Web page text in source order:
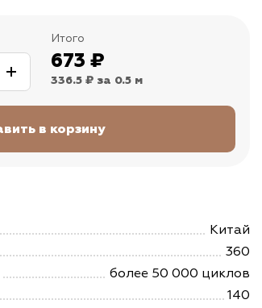
Итого
673 ₽
336.5 ₽ за 0.5 м
Китай
360
более 50 000 циклов
140